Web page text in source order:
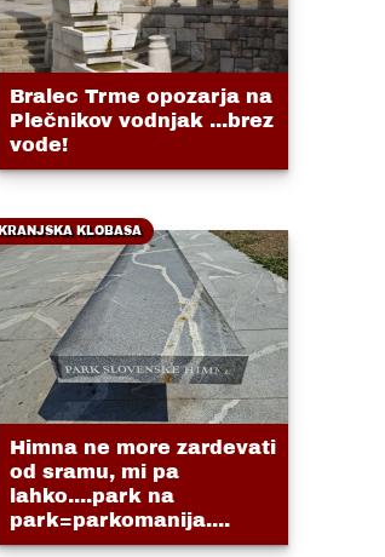
Bralec Trme opozarja na
Plečnikov vodnjak ...brez
vode!
KRANJSKA KLOBASA
Himna ne more zardevati
od sramu, mi pa
lahko....park na
park=parkomanija....